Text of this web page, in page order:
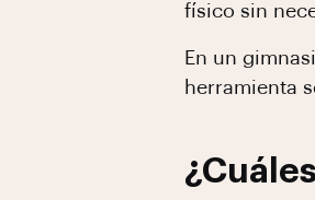
físico sin
En un
herramienta